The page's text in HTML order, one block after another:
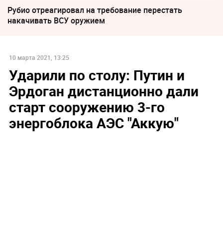
Рубио отреагировал на требование перестать
накачивать ВСУ оружием
10 марта 2021, 13:25
Ударили по столу: Путин и
Эрдоган дистанционно дали
старт сооружению 3-го
энергоблока АЭС "Аккую"